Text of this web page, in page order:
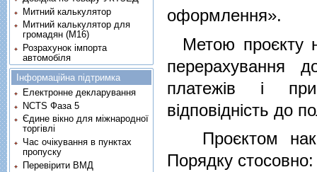
оформлення».
Метою проєкту
перерахування
платежів і
відповідність до
Проєктом
Порядку стосовно:
Митний калькулятор
Митний калькулятор для
громадян (М16)
Розрахунок імпорта
автомобіля
Інформаційна підтримка
Електронне декларування
NCTS Фаза 5
Єдине вікно для міжнародної
торгівлі
Час очікування в пунктах
пропуску
Перевірити ВМД